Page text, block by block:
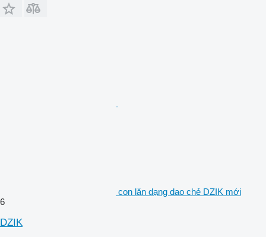
con lăn dạng dao chẻ DZIK mới
6
DZIK